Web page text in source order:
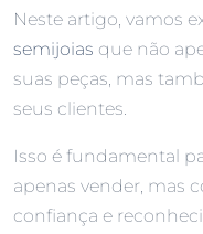
Neste artigo, vamos
semijoias que não
suas peças, mas
seus clientes.
Isso é fundamental
apenas vender, mas
confiança e